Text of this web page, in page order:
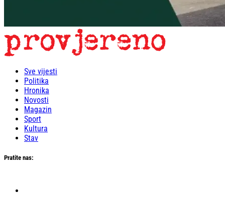
Sve vijesti
Politika
Hronika
Novosti
Magazin
Sport
Kultura
Stav
Pratite nas: